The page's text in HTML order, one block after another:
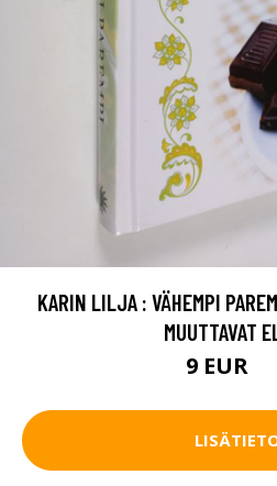
KARIN LILJA : VÄHEMPI
MUUTTAVAT
9 EUR